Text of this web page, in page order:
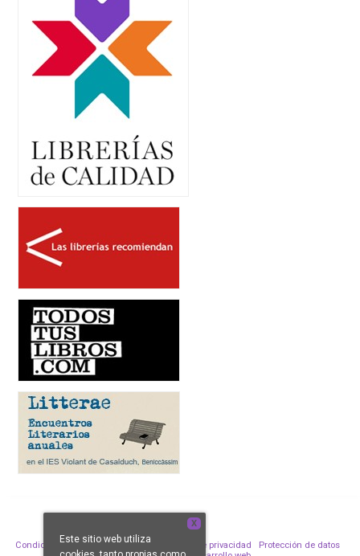
Condiciones de venta Aviso legal Política de privacidad
Protección de datos
X
Este sitio web utiliza